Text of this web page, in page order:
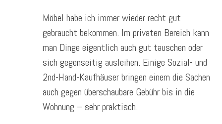
Möbel habe ich immer wieder recht gut
gebraucht bekommen. Im privaten Bereich kann
man Dinge eigentlich auch gut tauschen oder
sich gegenseitig ausleihen. Einige Sozial- und
2nd-Hand-Kaufhäuser bringen einem die Sachen
auch gegen überschaubare Gebühr bis in die
Wohnung – sehr praktisch.